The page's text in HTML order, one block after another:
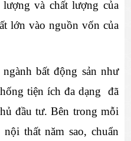
và chất lượng của
lớn vào nguồn vốn của
bất động sản như
tiện ích đa dạng  đã
đầu tư. Bên trong mỗi
thất năm sao, chuẩn